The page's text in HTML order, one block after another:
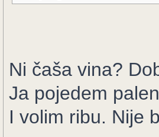
Ni čaša vina?
Ja pojedem
I volim ribu. Nije